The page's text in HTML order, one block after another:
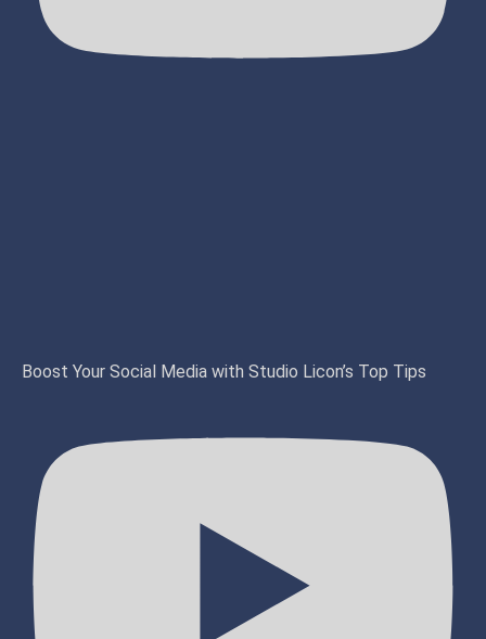
Boost Your Social Media with Studio Licon’s Top Tips